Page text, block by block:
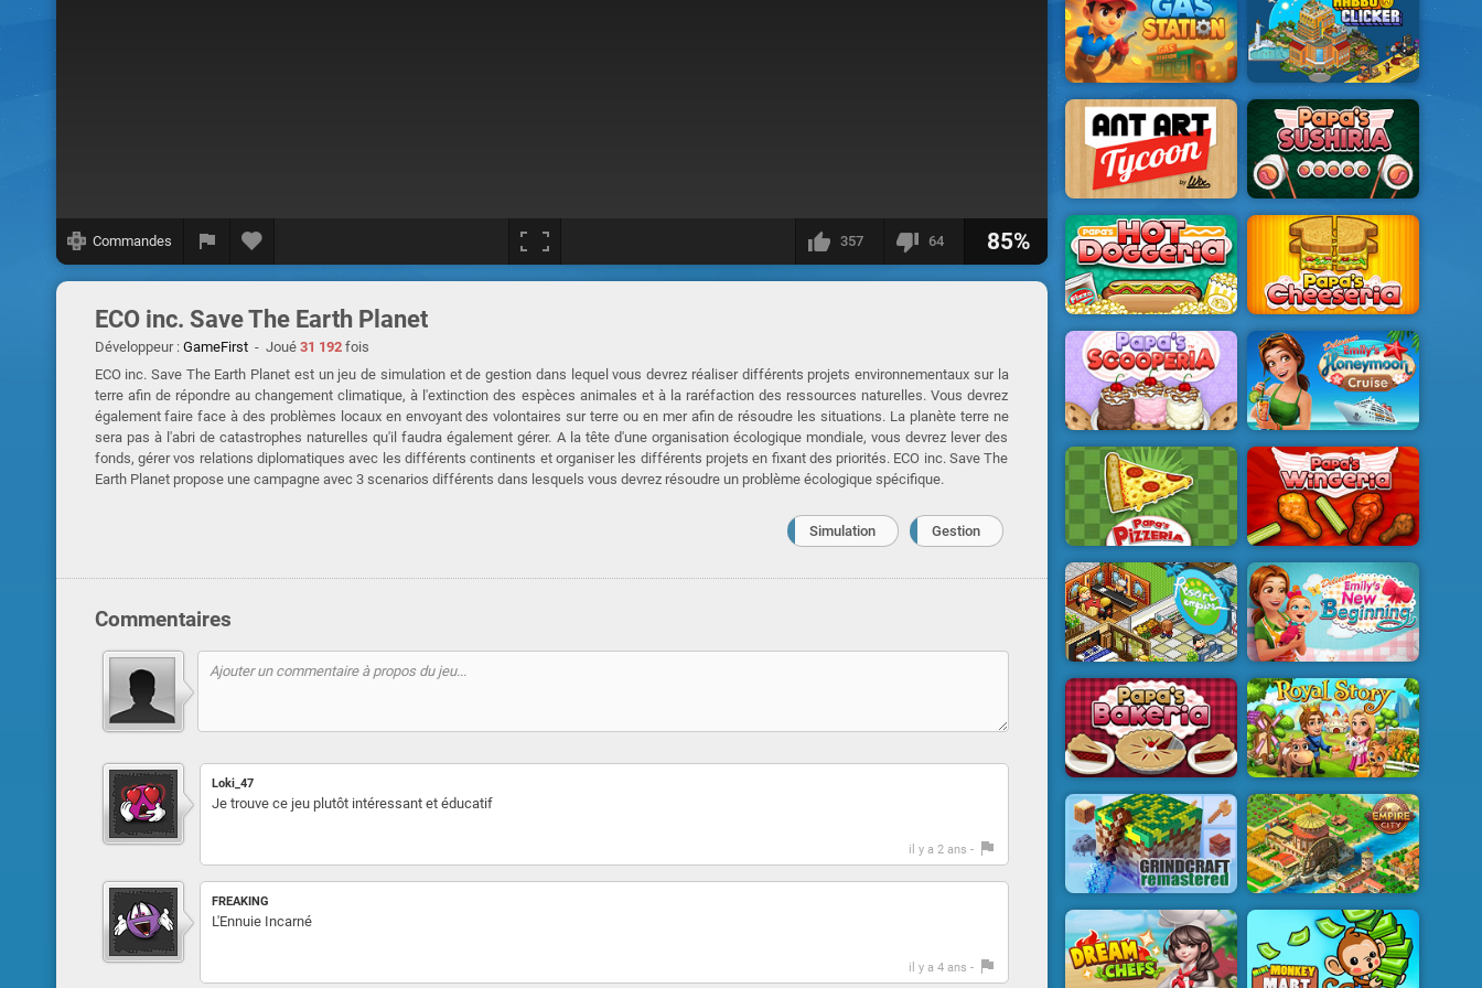
Commandes 357 64 85%
ECO inc. Save The Earth Planet
Développeur : GameFirst- Joué 31 192fois
ECO inc. Save The Earth Planet est un jeu de simulation et de gestion dans lequel vous devrez réaliser différents projets environnementaux sur la
terre afin de répondre au changement climatique, à l'extinction des espèces animales et à la raréfaction des ressources naturelles. Vous devrez
également faire face à des problèmes locaux en envoyant des volontaires sur terre ou en mer afin de résoudre les situations. La planète terre ne
sera pas à l'abri de catastrophes naturelles qu'il faudra également gérer. A la tête d'une organisation écologique mondiale, vous devrez lever des
fonds, gérer vos relations diplomatiques avec les différents continents et organiser les différents projets en fixant des priorités. ECO inc. Save The
Earth Planet propose une campagne avec 3 scenarios différents dans lesquels vous devrez résoudre un problème écologique spécifique.
Simulation Gestion
Commentaires
Loki_47
Je trouve ce jeu plutôt intéressant et éducatif
il y a 2 ans -
FREAKING
L'Ennuie Incarné
il y a 4 ans -